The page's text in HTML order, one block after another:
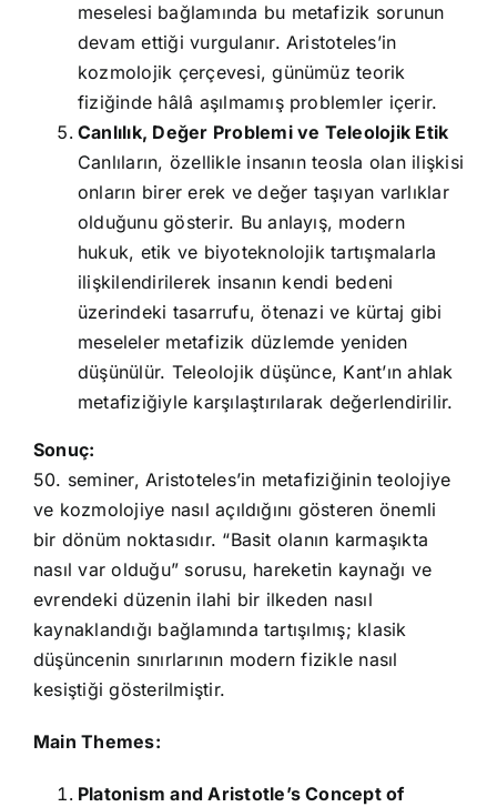
meselesi bağlamında bu metafizik sorunun
devam ettiği vurgulanır. Aristoteles’in
kozmolojik çerçevesi, günümüz teorik
fiziğinde hâlâ aşılmamış problemler içerir.
Canlılık, Değer Problemi ve Teleolojik Etik
Canlıların, özellikle insanın teosla olan ilişkisi
onların birer erek ve değer taşıyan varlıklar
olduğunu gösterir. Bu anlayış, modern
hukuk, etik ve biyoteknolojik tartışmalarla
ilişkilendirilerek insanın kendi bedeni
üzerindeki tasarrufu, ötenazi ve kürtaj gibi
meseleler metafizik düzlemde yeniden
düşünülür. Teleolojik düşünce, Kant’ın ahlak
metafiziğiyle karşılaştırılarak değerlendirilir.
Sonuç:
50. seminer, Aristoteles’in metafiziğinin teolojiye
ve kozmolojiye nasıl açıldığını gösteren önemli
bir dönüm noktasıdır. “Basit olanın karmaşıkta
nasıl var olduğu” sorusu, hareketin kaynağı ve
evrendeki düzenin ilahi bir ilkeden nasıl
kaynaklandığı bağlamında tartışılmış; klasik
düşüncenin sınırlarının modern fizikle nasıl
kesiştiği gösterilmiştir.
Main Themes:
Platonism and Aristotle’s Concept of